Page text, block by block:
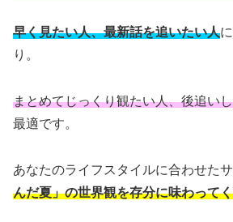
早く見たい人、最新話を追いたい人
り。
まとめてじっくり観たい人、後追い
最適です。
あなたのライフスタイルに合わせたサ
んだ夏」の世界観を存分に味わって